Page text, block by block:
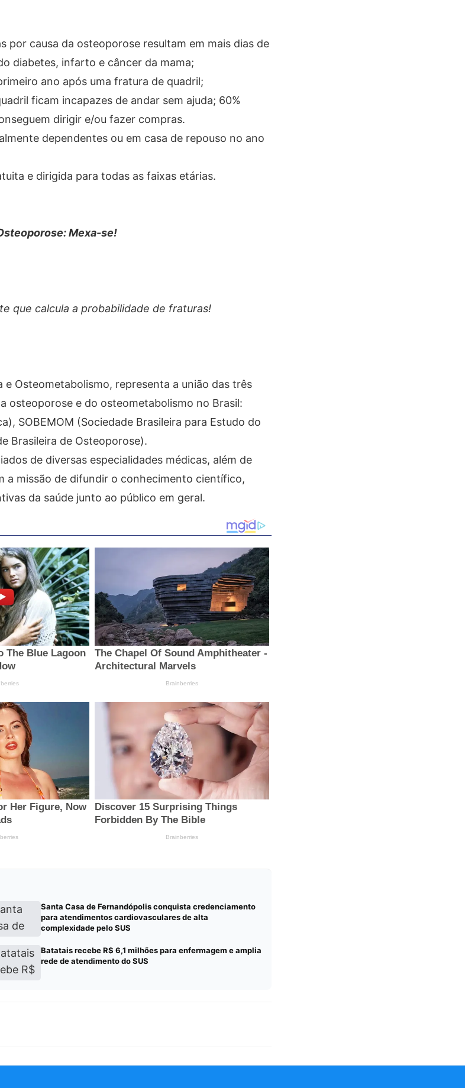
por causa da osteoporose resultam em mais dias de
diabetes, infarto e câncer da mama;
ano após uma fratura de quadril;
ficam incapazes de andar sem ajuda; 60%
dirigir e/ou fazer compras.
dependentes ou em casa de repouso no ano
e dirigida para todas as faixas etárias.
Mexa-se!
que calcula a probabilidade de fraturas!
e Osteometabolismo, representa a união das três
osteoporose e do osteometabolismo no Brasil:
SOBEMOM (Sociedade Brasileira para Estudo do
Brasileira de Osteoporose).
de diversas especialidades médicas, além de
a missão de difundir o conhecimento científico,
da saúde junto ao público em geral.
Santa Casa de Fernandópolis conquista credenciamento
para atendimentos cardiovasculares de alta
complexidade pelo SUS
Batatais recebe R$ 6,1 milhões para enfermagem e amplia
rede de atendimento do SUS